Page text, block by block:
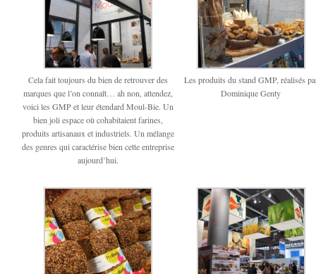
Cela fait toujours du bien de retrouver des
marques que l’on connaît… ah non, attendez,
voici les GMP et leur étendard Moul-Bie. Un
bien joli espace où cohabitaient farines,
produits artisanaux et industriels. Un mélange
des genres qui caractérise bien cette entreprise
aujourd’hui.
Les produits du stand GMP, réalisés
Dominique Genty